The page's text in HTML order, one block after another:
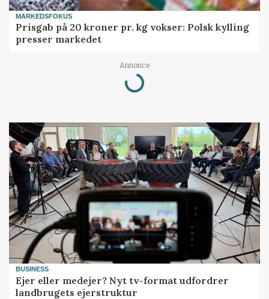
MARKEDSFOKUS
Prisgab på 20 kroner pr. kg vokser: Polsk kylling
presser markedet
Annonce
Loading...
BUSINESS
Ejer eller medejer? Nyt tv-format udfordrer
landbrugets ejerstruktur